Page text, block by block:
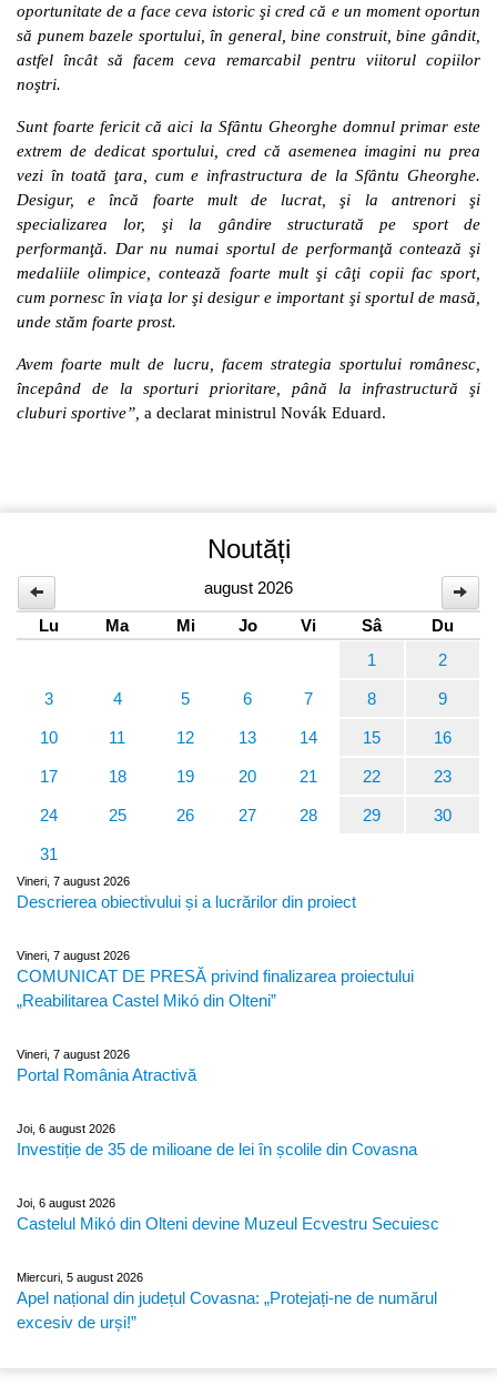
oportunitate de a face ceva istoric şi cred că e un moment oportun
să punem bazele sportului, în general, bine construit, bine gândit,
astfel încât să facem ceva remarcabil pentru viitorul copiilor
noştri.
Sunt foarte fericit că aici la Sfântu Gheorghe domnul primar este
extrem de dedicat sportului, cred că asemenea imagini nu prea
vezi în toată ţara, cum e infrastructura de la Sfântu Gheorghe.
Desigur, e încă foarte mult de lucrat, şi la antrenori şi
specializarea lor, şi la gândire structurată pe sport de
performanţă. Dar nu numai sportul de performanţă contează şi
medaliile olimpice, contează foarte mult şi câţi copii fac sport,
cum pornesc în viaţa lor şi desigur e important şi sportul de masă,
unde stăm foarte prost.
Avem foarte mult de lucru, facem strategia sportului românesc,
începând de la sporturi prioritare, până la infrastructură şi
cluburi sportive”, a declarat ministrul Novák Eduard.
Noutăți
august 2026
Lu
Ma Mi Jo Vi Sâ
Du
1
2
3 4 5 6 7 8 9
10 11 12 13 14 15 16
17 18 19 20 21 22 23
24 25 26 27 28 29 30
31
Vineri, 7 august 2026
Descrierea obiectivului și a lucrărilor din proiect
Vineri, 7 august 2026
COMUNICAT DE PRESĂ privind finalizarea proiectului
„Reabilitarea Castel Mikó din Olteni”
Vineri, 7 august 2026
Portal România Atractivă
Joi, 6 august 2026
Investiție de 35 de milioane de lei în școlile din Covasna
Joi, 6 august 2026
Castelul Mikó din Olteni devine Muzeul Ecvestru Secuiesc
Miercuri, 5 august 2026
Apel național din județul Covasna: „Protejați-ne de numărul
excesiv de urși!”